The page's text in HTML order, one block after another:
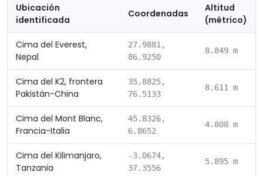
Ubicación
identificada
Coordenadas
Altitud
(métrico)
Cima del Everest,
Nepal
27.9881,
86.9250
8.849 m
Cima del K2, frontera
Pakistán-China
35.8825,
76.5133
8.611 m
Cima del Mont Blanc,
Francia-Italia
45.8326,
6.8652
4.808 m
Cima del Kilimanjaro,
Tanzania
-3.0674,
37.3556
5.895 m